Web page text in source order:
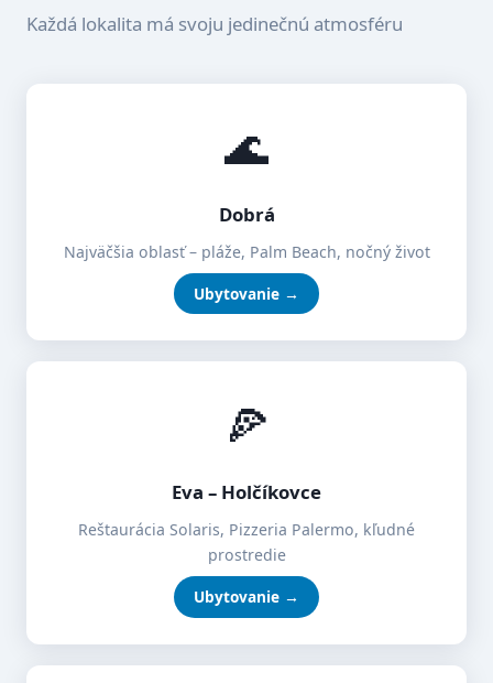
Každá lokalita má svoju jedinečnú atmosféru
🌊
Dobrá
Najväčšia oblasť – pláže, Palm Beach, nočný život
Ubytovanie →
🍕
Eva – Holčíkovce
Reštaurácia Solaris, Pizzeria Palermo, kľudné
prostredie
Ubytovanie →